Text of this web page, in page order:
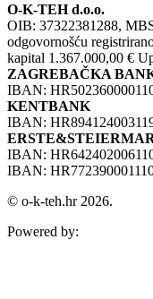
O-K-TEH d.o.o.
OIB: 37322381288,
odgovornošću
kapital 1.367.000,00 €
ZAGREBAČKA
IBAN:
KENTBANK
IBAN:
IBAN:
IBAN:
© o-k-teh.hr 2026.
Powered by: